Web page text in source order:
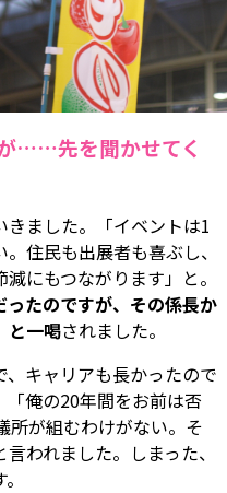
が……先を聞かせてく
ました。「イベントは1
住民も出展者も喜ぶし、
にもつながります」と。
たのですが、その係長か
と一喝されました。
キャリアも長かったので
俺の20年間をお前は否
所が組むわけがない。そ
われました。しまった、